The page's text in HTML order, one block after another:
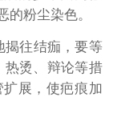
的粉尘染色。
往结痂，要等
热烫、辩论等措
展，使疤痕加